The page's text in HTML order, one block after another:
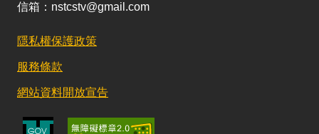
信箱：nstcstv@gmail.com
隱私權保護政策
服務條款
網站資料開放宣告